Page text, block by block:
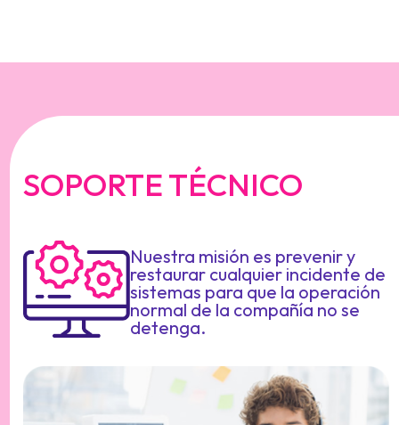
SOPORTE TÉCNICO
Nuestra misión es prevenir y
restaurar cualquier incidente de
sistemas para que la operación
normal de la compañía no se
detenga.